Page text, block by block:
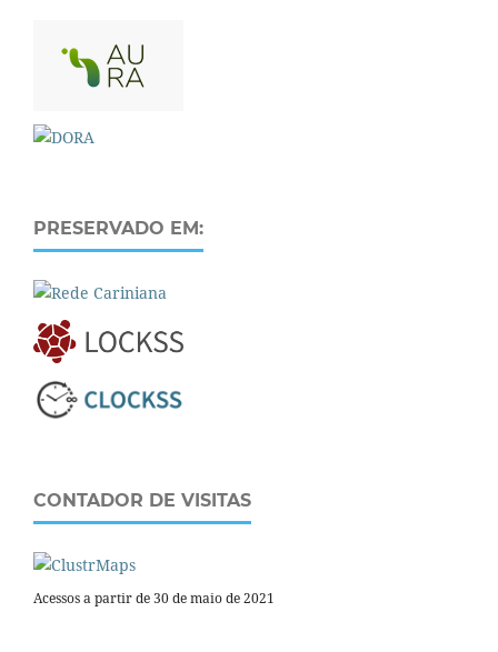
PRESERVADO EM:
CONTADOR DE VISITAS
Acessos a partir de 30 de maio de 2021